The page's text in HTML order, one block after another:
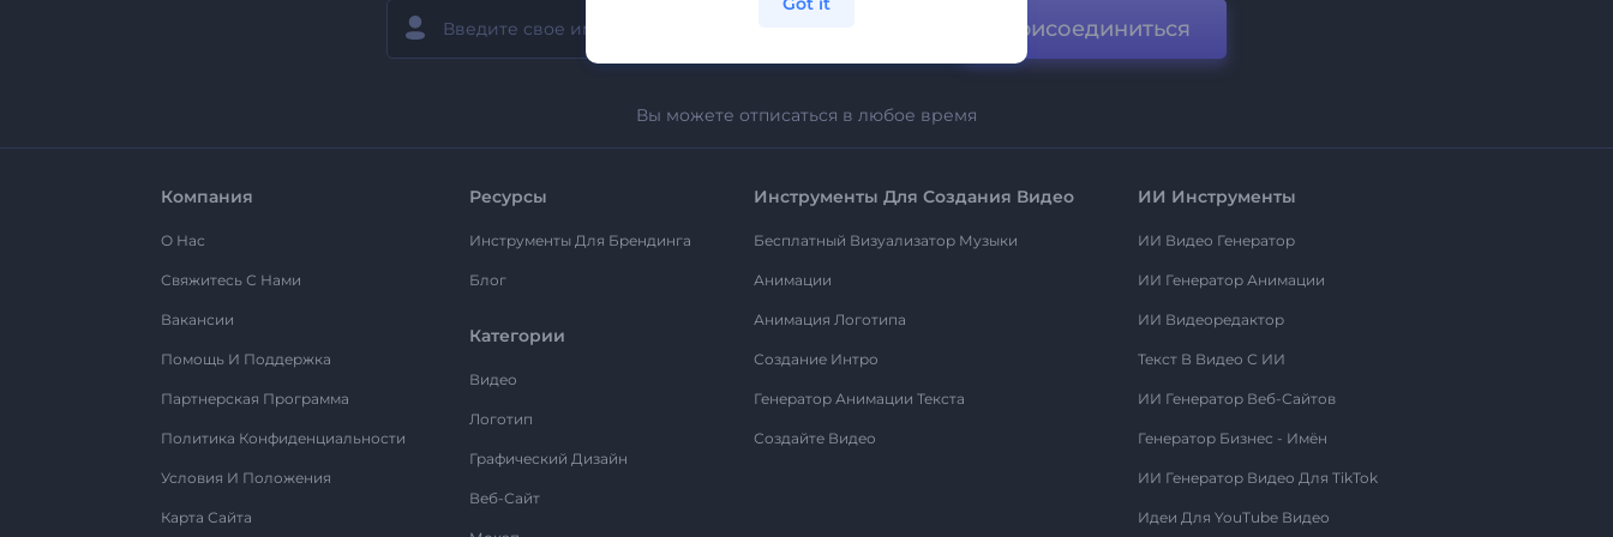
Присоединиться
Вы можете отписаться в любое время
Компания
О Нас
Свяжитесь С Нами
Вакансии
Помощь И Поддержка
Партнерская Программа
Политика Конфиденциальности
Условия И Положения
Карта Сайта
Ресурсы
Инструменты Для Брендинга
Блог
Категории
Видео
Логотип
Графический Дизайн
Веб-Сайт
Инструменты Для Создания Видео
Бесплатный Визуализатор Музыки
Анимации
Анимация Логотипа
Создание Интро
Генератор Анимации Текста
Создайте Видео
ИИ Инструменты
ИИ Видео Генератор
ИИ Генератор Анимации
ИИ Видеоредактор
Текст В Видео С ИИ
ИИ Генератор Веб-Сайтов
Генератор Бизнес - Имён
ИИ Генератор Видео Для TikTok
Идеи Для YouTube Видео